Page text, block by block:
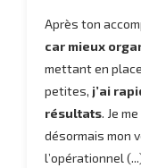
Après ton
car mieux
mettant en
petites, j’ai
résultats. Je
désormais mon
l’opérationnel